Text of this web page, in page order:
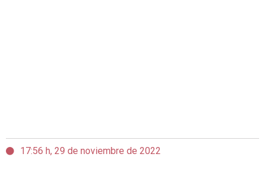
17:56 h, 29 de noviembre de 2022